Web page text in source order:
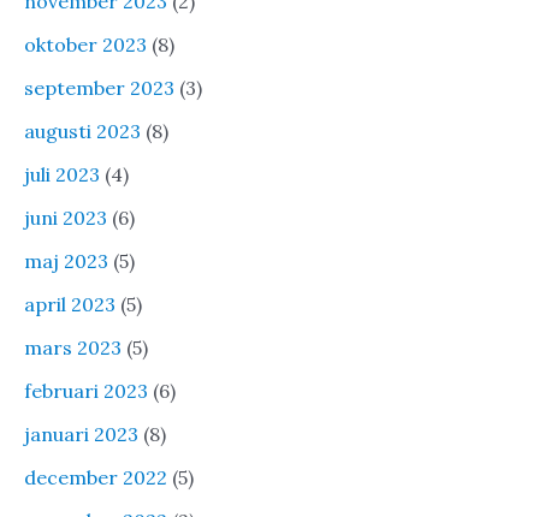
oktober 2023 (8)
september 2023 (3)
augusti 2023 (8)
juli 2023 (4)
juni 2023 (6)
maj 2023 (5)
april 2023 (5)
mars 2023 (5)
februari 2023 (6)
januari 2023 (8)
december 2022 (5)